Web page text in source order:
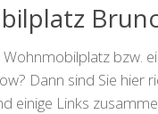
Wohnmobilplatz bzw.
Dann sind Sie hier
einige Links